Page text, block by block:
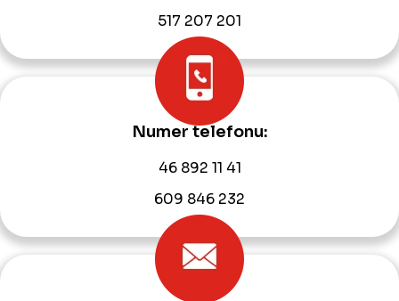
517 207 201
Numer telefonu:
46 892 11 41
609 846 232